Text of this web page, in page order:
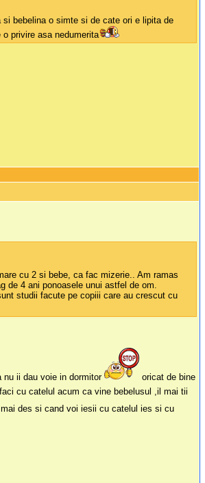
bebelina o simte si de cate ori e lipita de
privire asa nedumerita
cu 2 si bebe, ca fac mizerie.. Am ramas
de 4 ani ponoasele unui astfel de om.
studii facute pe copiii care au crescut cu
nu ii dau voie in dormitor
oricat de bine
cu catelul acum ca vine bebelusul ,il mai tii
des si cand voi iesii cu catelul ies si cu